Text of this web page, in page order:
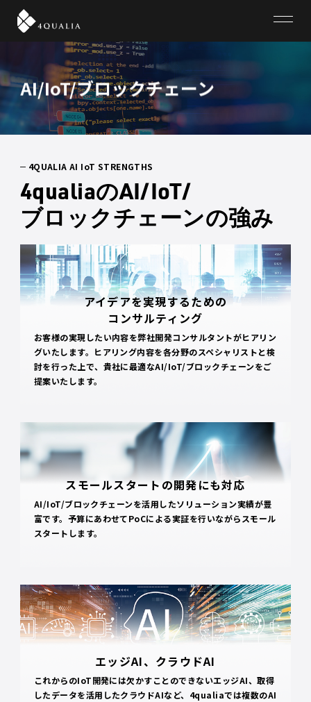
AI/IoT/ブロックチェーン
4QUALIA AI IoT STRENGTHS
4qualiaのAI/IoT/
ブロックチェーンの強み
アイデアを実現するための
コンサルティング
お客様の実現したい内容を弊社開発コンサルタントがヒアリン
グいたします。ヒアリング内容を各分野のスペシャリストと検
討を行った上で、貴社に最適なAI/IoT/ブロックチェーンをご
提案いたします。
スモールスタートの開発にも対応
AI/IoT/ブロックチェーンを活用したソリューション実績が豊
富です。予算にあわせてPoCによる実証を行いながらスモール
スタートします。
エッジAI、クラウドAI
これからのIoT開発には欠かすことのできないエッジAI、取得
したデータを活用したクラウドAIなど、4qualiaでは複数のAI